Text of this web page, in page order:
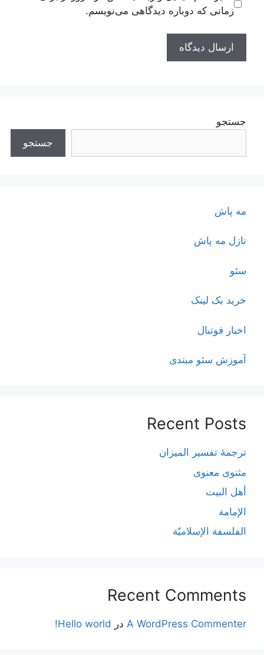
زمانی که دوباره دیدگاهی می‌نویسم.
جستجو
جستجو
مه پاش
نازل مه پاش
سئو
خرید بک لینک
اخبار فوتبال
آموزش سئو مبتدی
Recent Posts
ترجمۀ تفسیر المیزان
مثنوی معنوی
أهل البيت
الإمامة
الفلسفة الإسلاميّة
Recent Comments
A WordPress Commenter در Hello world!